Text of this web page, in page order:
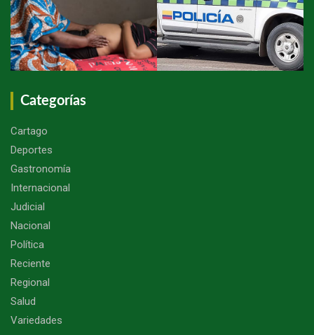
Categorías
Cartago
Deportes
Gastronomía
Internacional
Judicial
Nacional
Política
Reciente
Regional
Salud
Variedades